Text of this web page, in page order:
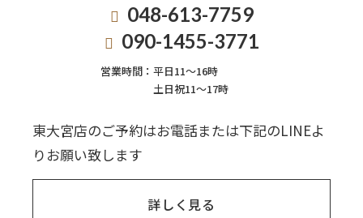
048-613-7759
090-1455-3771
営業時間： 平日11〜16時
土日祝11〜17時
東大宮店のご予約はお電話または下記のLINEよ
りお願い致します
詳しく見る